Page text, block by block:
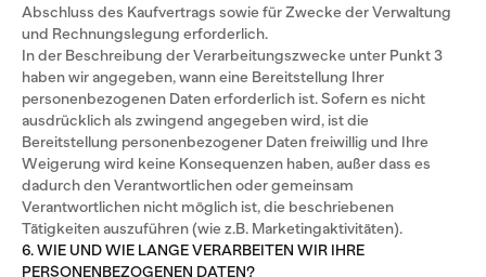
Abschluss des Kaufvertrags sowie für Zwecke der Verwaltung
und Rechnungslegung erforderlich.
In der Beschreibung der Verarbeitungszwecke unter Punkt 3
haben wir angegeben, wann eine Bereitstellung Ihrer
personenbezogenen Daten erforderlich ist. Sofern es nicht
ausdrücklich als zwingend angegeben wird, ist die
Bereitstellung personenbezogener Daten freiwillig und Ihre
Weigerung wird keine Konsequenzen haben, außer dass es
dadurch den Verantwortlichen oder gemeinsam
Verantwortlichen nicht möglich ist, die beschriebenen
Tätigkeiten auszuführen (wie z.B. Marketingaktivitäten).
6. WIE UND WIE LANGE VERARBEITEN WIR IHRE
PERSONENBEZOGENEN DATEN?